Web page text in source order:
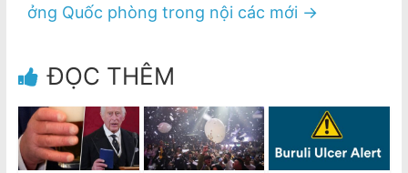
ởng Quốc phòng trong nội các mới →
ĐỌC THÊM